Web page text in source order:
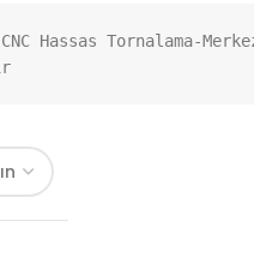
Hassas Tornalama-